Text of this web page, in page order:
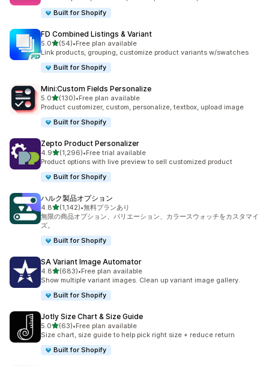
Built for Shopify
FD Combined Listings & Variant
5.05つ星中
(54)
合計レビュー数：54件
•Free plan available
Link products, grouping, customize product variants w/swatches
Built for Shopify
Mini:Custom Fields Personalize
5.05つ星中
(130)
合計レビュー数：130件
•Free plan available
Product customizer, custom, personalize, textbox, upload image
Built for Shopify
Zepto Product Personalizer
4.95つ星中
(1,296)
合計レビュー数：1296件
•Free trial available
Product options with live preview to sell customized product
Built for Shopify
ハルク製品オプション
4.85つ星中
(1,142)
合計レビュー数：1142件
•無料プランあり
無限の商品オプション、バリエーション、カラースウォッチをカスタマイ
ズ。
Built for Shopify
SA Variant Image Automator
4.85つ星中
(683)
合計レビュー数：683件
•Free plan available
Show multiple variant images. Clean up variant image gallery.
Built for Shopify
Jotly Size Chart & Size Guide
5.05つ星中
(63)
合計レビュー数：63件
•Free plan available
Size chart, size guide to help pick right size + reduce return
Built for Shopify